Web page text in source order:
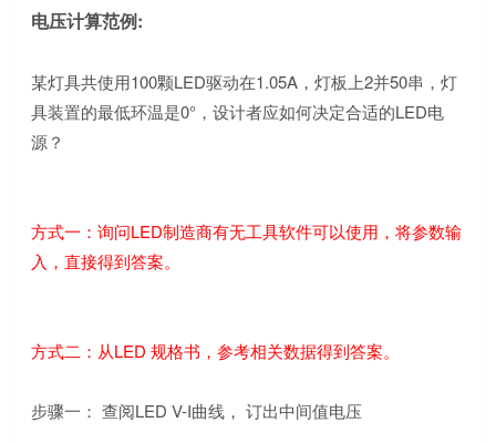
电压计算范例:
某灯具共使用100颗LED驱动在1.05A，灯板上2并50串，灯
具装置的最低环温是0°，设计者应如何决定合适的LED电
源？
方式一：询问LED制造商有无工具软件可以使用，将参数输
入，直接得到答案。
方式二：从LED 规格书，参考相关数据得到答案。
步骤一： 查阅LED V-I曲线， 订出中间值电压